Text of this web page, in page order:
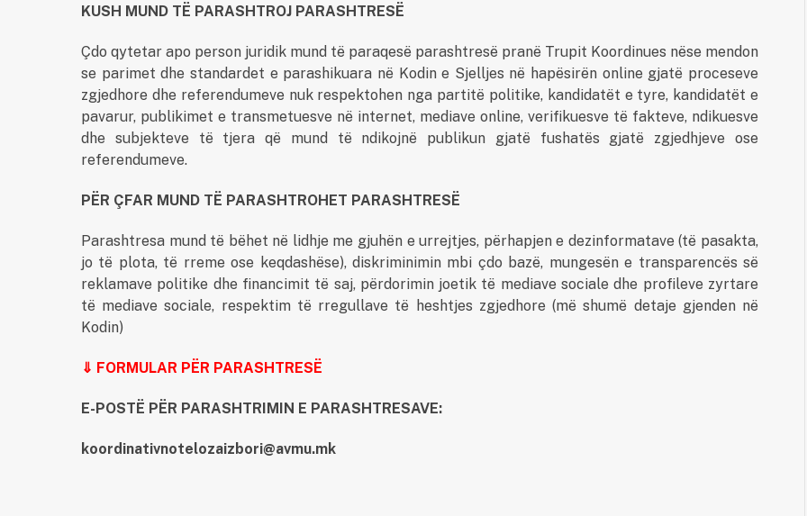
KUSH MUND TË PARASHTROJ PARASHTRESË
Çdo qytetar apo person juridik mund të paraqesë parashtresë pranë Trupit Koordinues nëse mendon
se parimet dhe standardet e parashikuara në Kodin e Sjelljes në hapësirën online gjatë proceseve
zgjedhore dhe referendumeve nuk respektohen nga partitë politike, kandidatët e tyre, kandidatët e
pavarur, publikimet e transmetuesve në internet, mediave online, verifikuesve të fakteve, ndikuesve
dhe subjekteve të tjera që mund të ndikojnë publikun gjatë fushatës gjatë zgjedhjeve ose
referendumeve.
PËR ÇFAR MUND TË PARASHTROHET PARASHTRESË
Parashtresa mund të bëhet në lidhje me gjuhën e urrejtjes, përhapjen e dezinformatave (të pasakta,
jo të plota, të rreme ose keqdashëse), diskriminimin mbi çdo bazë, mungesën e transparencës së
reklamave politike dhe financimit të saj, përdorimin joetik të mediave sociale dhe profileve zyrtare
të mediave sociale, respektim të rregullave të heshtjes zgjedhore (më shumë detaje gjenden në
Kodin)
⇓ FORMULAR PËR PARASHTRESË
E-POSTË PËR PARASHTRIMIN E PARASHTRESAVE:
koordinativnotelozaizbori@avmu.mk